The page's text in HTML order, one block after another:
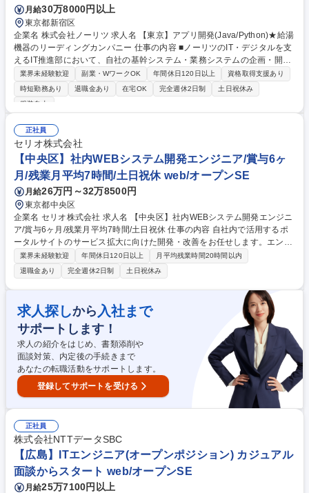
月給30万8000円以上
東京都新宿区
企業名 株式会社ノーリツ 求人名 【東京】アプリ開発(Java/Python)★給湯
機器のリーディングカンパニー 仕事の内容 ■ノーリツのIT・デジタルを支
えるIT推進部において、自社の基幹システム・業務システムの企画・開発
や刷新・改善などIT企画の策定を中心とした幅広い業務を担当いただきま
す。 【業務詳細】■最新IT動向調査及び新サービス・新業務システムの企
画・導入検討 ■自社の基幹システム・業務システムの改善、機能追加、業
衝（要望ヒアリング、要件定義、スケジュール調整等） ■開発ベンダーコ
ントロール（詳細仕様検討、進捗管理等） など 募集職種 【東京】アプリ
開発(Java/Python)★給湯機器のリーディングカンパニー
業界未経験歓迎 副業・WワークOK 年間休日120日以上
資格取得支援あり
時短勤務あり
退職金あり 在宅OK 完全週休2日制
土日祝休み
服装自由
正社員
セリオ株式会社
【中央区】社内WEBシステム開発エンジニア/賞与6ヶ
月/残業月平均7時間/土日祝休 web/オープンSE
月給26万円～32万8500円
東京都中央区
企業名 セリオ株式会社 求人名 【中央区】社内WEBシステム開発エンジニ
ア/賞与6ヶ月/残業月平均7時間/土日祝休 仕事の内容 自社内で活用するポ
ータルサイトのサービス拡大に向けた開発・改善をお任せします。エンジ
ニアがより利用しやすいポータルサイトを目指し、品質向上やセキュリテ
ィ、デザインの評価・改善を共に行う業務です。 ▼アーキテクチャ 言
語：C＃、JavaScript など OS：Windows、iOS、Android DB：SQLServ
er、Oracle ■エンドユーザーである自社社員の声を直接聞き反映できるや
りがい ■フレックスタイム制を活用した、柔軟で無理のない柔軟な働き方
募集職種 【中央区】社内WEBシステム開発エンジニア/賞与6ヶ月/残業月
平均7時間/土日祝休
業界未経験歓迎 年間休日120日以上
月平均残業時間20時間以内
退職金あり
完全週休2日制 土日祝休み
求人探しから 入社まで
サポートします！
求人の紹介をはじめ、書類添削や
面談対策、内定後の手続きまで
あなたの転職活動をサポートします。
登録してサポートを受ける
正社員
株式会社NTTデータSBC
【広島】ITエンジニア(オープンポジション) カジュアル
面談からスタート web/オープンSE
月給25万7100円以上